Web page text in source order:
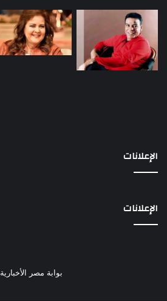
الإعلانات
الإعلانات
بوابة مصر الأخبارية